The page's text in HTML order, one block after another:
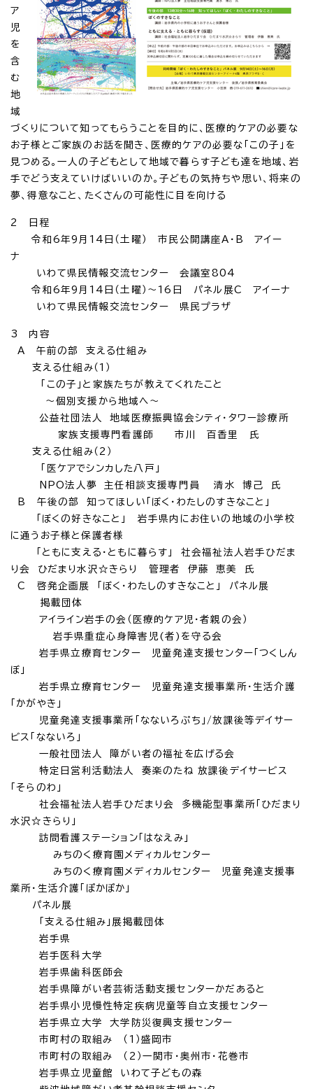
ア
児
を
含
む
地
域
づくりについて知ってもらうことを目的に、医療的ケアの必要な
お子様とご家族のお話を聞き、医療的ケアの必要な「この子」を
見つめる。一人の子どもとして地域で暮らす子ども達を地域、岩
手でどう支えていけばいいのか。子どもの気持ちや思い、将来の
夢、得意なこと、たくさんの可能性に目を向ける
2 日程
令和6年9月14日（土曜） 市民公開講座A・B アイー
ナ
いわて県民情報交流センター 会議室804
令和6年9月14日（土曜）～16日 パネル展C アイーナ
いわて県民情報交流センター 県民プラザ
3 内容
A 午前の部 支える仕組み
支える仕組み（1）
「この子」と家族たちが教えてくれたこと
～個別支援から地域へ～
公益社団法人 地域医療振興協会シティ・タワー診療所
家族支援専門看護師 市川 百香里 氏
支える仕組み（2）
「医ケアでシンカした八戸」
NPO法人夢 主任相談支援専門員 清水 博己 氏
B 午後の部 知ってほしい「ぼく・わたしのすきなこと」
「ぼくの好きなこと」 岩手県内にお住いの地域の小学校
に通うお子様と保護者様
「ともに支える・ともに暮らす」 社会福祉法人岩手ひだま
り会 ひだまり水沢☆きらり 管理者 伊藤 恵美 氏
C 啓発企画展 「ぼく・わたしのすきなこと」 パネル展
掲載団体
アイライン岩手の会（医療的ケア児・者親の会）
岩手県重症心身障害児(者)を守る会
岩手県立療育センター 児童発達支援センター「つくしん
ぼ」
岩手県立療育センター 児童発達支援事業所・生活介護
「かがやき」
児童発達支援事業所「なないろぷち」/放課後等デイサー
ビス「なないろ」
一般社団法人 障がい者の福祉を広げる会
特定日営利活動法人 奏楽のたね 放課後デイサービス
「そらのわ」
社会福祉法人岩手ひだまり会 多機能型事業所「ひだまり
水沢☆きらり」
訪問看護ステーション「はなえみ」
みちのく療育園メディカルセンター
みちのく療育園メディカルセンター 児童発達支援事
業所・生活介護「ぽかぽか」
パネル展
「支える仕組み」展掲載団体
岩手県
岩手医科大学
岩手県歯科医師会
岩手県障がい者芸術活動支援センターかだあると
岩手県小児慢性特定疾病児童等自立支援センター
岩手県立大学 大学防災復興支援センター
市町村の取組み （1）盛岡市
市町村の取組み （2）一関市・奥州市・花巻市
岩手県立児童館 いわて子どもの森